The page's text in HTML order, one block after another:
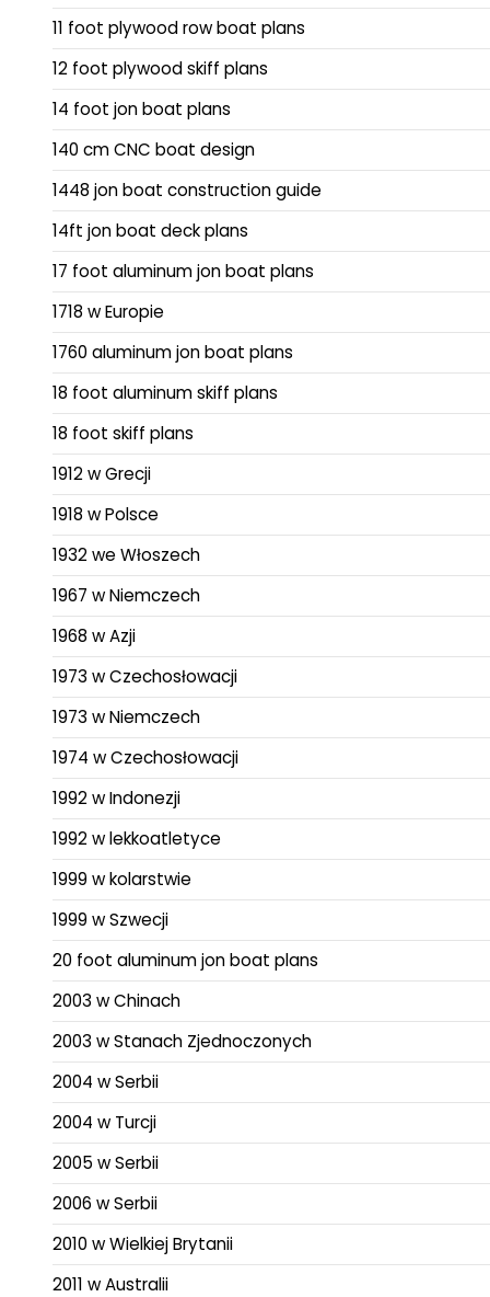
11 foot plywood row boat plans
12 foot plywood skiff plans
14 foot jon boat plans
140 cm CNC boat design
1448 jon boat construction guide
14ft jon boat deck plans
17 foot aluminum jon boat plans
1718 w Europie
1760 aluminum jon boat plans
18 foot aluminum skiff plans
18 foot skiff plans
1912 w Grecji
1918 w Polsce
1932 we Włoszech
1967 w Niemczech
1968 w Azji
1973 w Czechosłowacji
1973 w Niemczech
1974 w Czechosłowacji
1992 w Indonezji
1992 w lekkoatletyce
1999 w kolarstwie
1999 w Szwecji
20 foot aluminum jon boat plans
2003 w Chinach
2003 w Stanach Zjednoczonych
2004 w Serbii
2004 w Turcji
2005 w Serbii
2006 w Serbii
2010 w Wielkiej Brytanii
2011 w Australii